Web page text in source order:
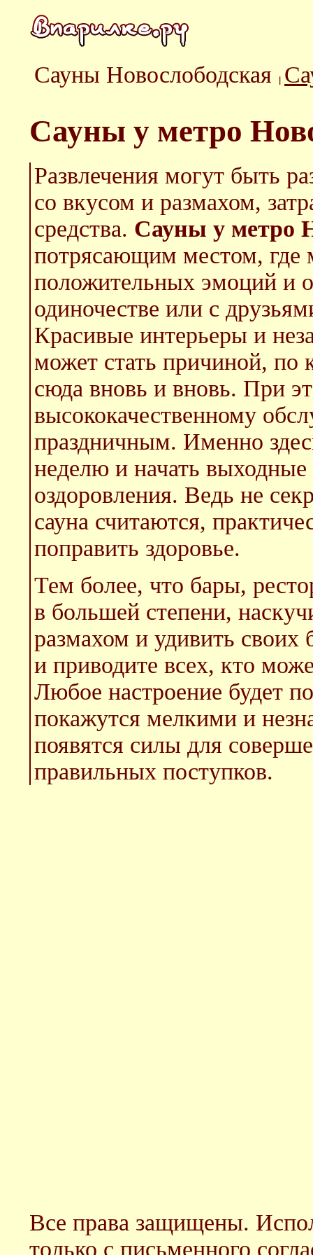
Сауны Новослободская
Сауны у метро
Развлечения могут быть
со вкусом и размахом,
средства. Сауны у метро
потрясающим местом, где
положительных эмоций и
одиночестве или с
Красивые интерьеры и
может стать причиной, по
сюда вновь и вновь. При
высококачественному
праздничным. Именно
неделю и начать выходные
оздоровления. Ведь не
сауна считаются,
поправить здоровье.
Тем более, что бары,
в большей степени,
размахом и удивить своих
и приводите всех, кто
Любое настроение будет
покажутся мелкими и
появятся силы для
правильных поступков.
Все права защищены.
только с письменного